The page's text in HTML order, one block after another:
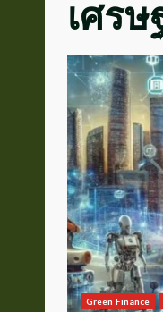
เศร
Green Finance